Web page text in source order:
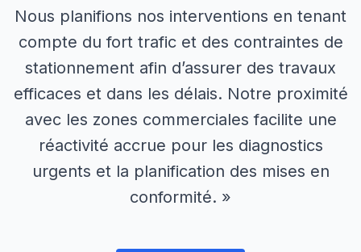
Nous planifions nos interventions en tenant
compte du fort trafic et des contraintes de
stationnement afin d’assurer des travaux
efficaces et dans les délais. Notre proximité
avec les zones commerciales facilite une
réactivité accrue pour les diagnostics
urgents et la planification des mises en
conformité. »